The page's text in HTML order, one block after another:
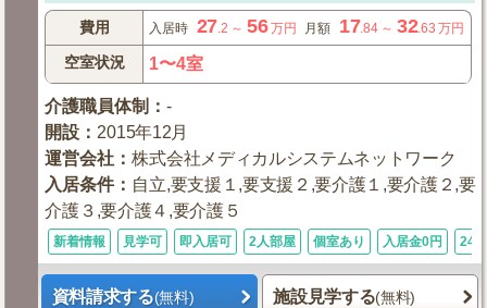
費用 入居時 27 .2 ～ 56万円 月額 17.84～ 32.63 万円
空室状況 1〜4室
介護職員体制 ：-
開設 ： 2015年12月
運営会社 ：株式会社メディカルシステムネットワーク
入居条件： 自立,要支援１,要支援２,要介護１,要介護２,要
介護３,要介護４,要介護５
新着情報 見学可 即入居可 2人部屋 個室あり 入居金0円 24h
資料請求する(無料) 施設見学する(無料)